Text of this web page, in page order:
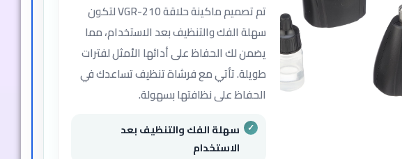
تم تصميم ماكينة حلاقة VGR-210 لتكون
سهلة الفك والتنظيف بعد الاستخدام، مما
يضمن لك الحفاظ على أدائها الأمثل لفترات
طويلة. تأتي مع فرشاة تنظيف تساعدك في
الحفاظ على نظافتها بسهولة.
سهلة الفك والتنظيف بعد
الاستخدام